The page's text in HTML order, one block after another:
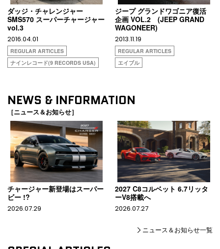
ダッジ・チャレンジャー
SMS570 スーパーチャージャー
vol.3
2016.04.01
REGULAR ARTICLES
ナインレコード(9 RECORDS USA)
ジープ グランドワゴニア復活
企画 VOL.2 (JEEP GRAND
WAGONEER)
2013.11.19
REGULAR ARTICLES
エイブル
NEWS & INFORMATION
［ニュース＆お知らせ］
チャージャー新登場はスーパー
ビー !?
2026.07.29
2027 C8コルベット 6.7リッタ
ーV8搭載へ
2026.07.27
ニュース＆お知らせ一覧